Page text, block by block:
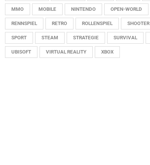
MMO MOBILE NINTENDO OPEN-WORLD
RENNSPIEL RETRO ROLLENSPIEL SHOOTER
SPORT STEAM STRATEGIE SURVIVAL
UBISOFT VIRTUAL REALITY XBOX